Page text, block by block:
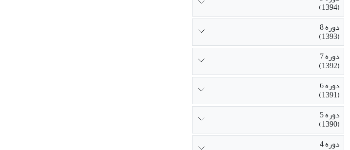
(1394)
دوره 8
(1393)
دوره 7
(1392)
دوره 6
(1391)
دوره 5
(1390)
دوره 4